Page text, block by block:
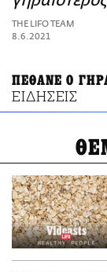
ΑΜΠΑ
PRINT
THE LIFO TEAM
8.6.2021
ΠΕΘΑΝΕ Ο
ΕΙΔΗΣΕΙΣ